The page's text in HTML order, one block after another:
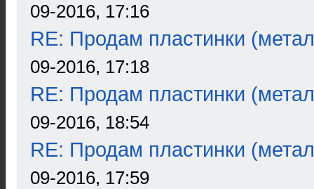
09-2016, 17:16
RE: Продам пластинки
09-2016, 17:18
RE: Продам пластинки
09-2016, 18:54
RE: Продам пластинки
09-2016, 17:59